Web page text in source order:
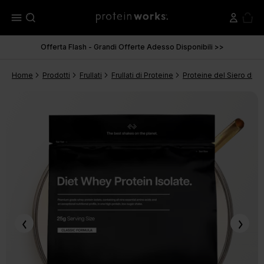
menu
Offerta Flash - Grandi Offerte Adesso Disponibili >>
Home Prodotti Frullati Frullati di Proteine Proteine del Siero di